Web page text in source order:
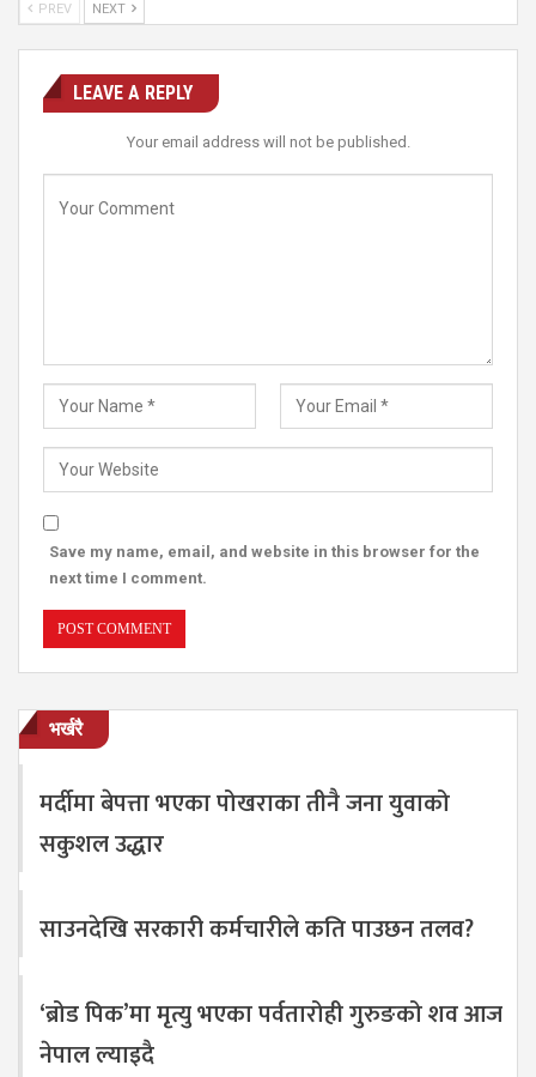
PREV NEXT
LEAVE A REPLY
Your email address will not be published.
Save my name, email, and website in this browser for the
next time I comment.
भर्खरै
मर्दीमा बेपत्ता भएका पोखराका तीनै जना युवाको
सकुशल उद्धार
साउनदेखि सरकारी कर्मचारीले कति पाउछन तलव?
‘ब्रोड पिक’मा मृत्यु भएका पर्वतारोही गुरुङको शव आज
नेपाल ल्याइदै